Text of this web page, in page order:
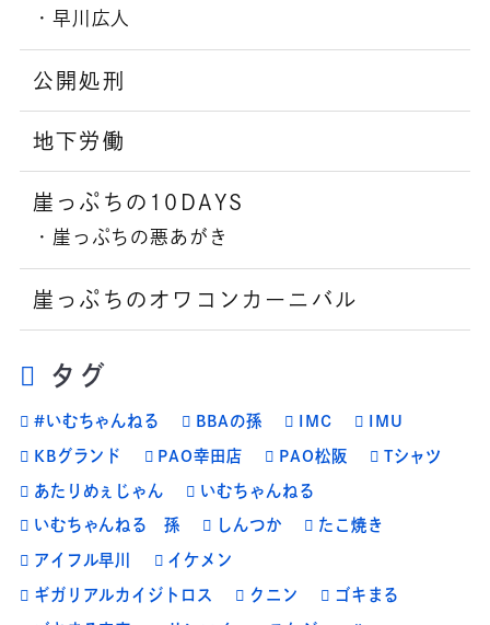
早川広人
公開処刑
地下労働
崖っぷちの10DAYS
崖っぷちの悪あがき
崖っぷちのオワコンカーニバル
タグ
#いむちゃんねる BBAの孫 IMC IMU
KBグランド PAO幸田店 PAO松阪 Tシャツ
あたりめぇじゃん いむちゃんねる
いむちゃんねる 孫 しんつか たこ焼き
アイフル早川 イケメン
ギガリアルカイジトロス クニン ゴキまる